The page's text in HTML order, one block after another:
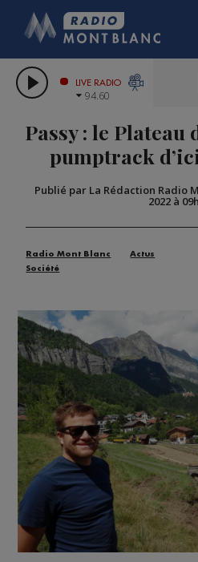
LES CHRONIQUES
CITIZEN
GRAND MASSIF
COMPAGNIE DU
LIVE RADIO
94.60
Passy : le Plateau
pumptrack
Publié par La Rédaction Radio
2022 à
Radio Mont Blanc
Actus
Société